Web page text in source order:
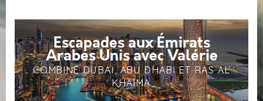
Escapades aux Émirats
Arabes Unis avec Valérie
COMBINÉ DUBAI, ABU DHABI ET RAS AL
KHAIMA